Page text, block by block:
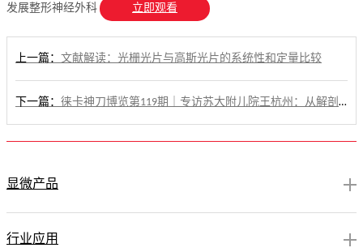
发展整形神经外科
立即观看
上一篇： 文献解读：光栅光片与高斯光片的系统性和定量比较
下一篇： 徕卡神刀博览第119期｜专访苏大附儿院王杭州：从解剖到病理 再到观念更新 儿童神经肿瘤如何大幅提高疗效
显微产品
行业应用